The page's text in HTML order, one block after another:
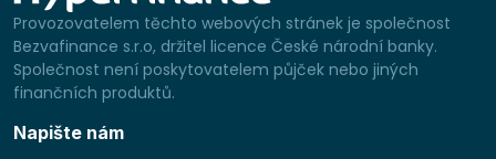
Provozovatelem těchto webových stránek je společnost
Bezvafinance s.r.o, držitel licence České národní banky.
Společnost není poskytovatelem půjček nebo jiných
finančních produktů.
Napište nám